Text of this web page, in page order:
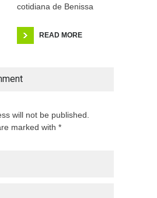
cotidiana de Benissa
READ MORE
will not be published.
marked with *